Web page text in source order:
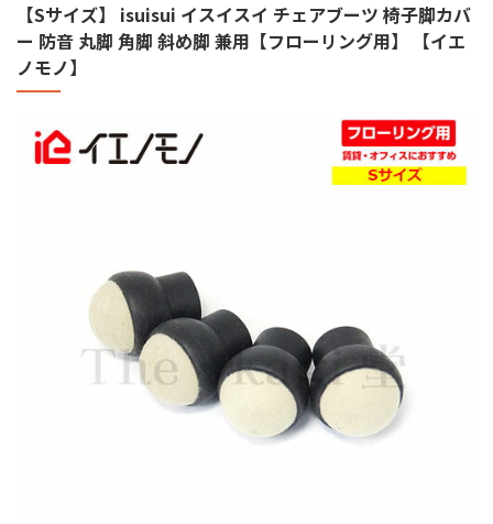
【Sサイズ】 isuisui イスイスイ チェアブーツ 椅子脚カバ
ー 防音 丸脚 角脚 斜め脚 兼用【フローリング用】 【イエ
ノモノ】